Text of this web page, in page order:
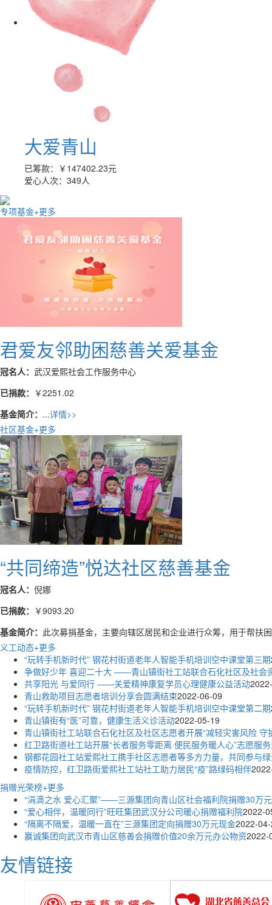
大爱青山
已筹款：
爱心人次： 349人
专项基金 +更多
君爱友邻助困慈善关爱基金
冠名人：
武汉爱熙社会工作服务中心
已捐款：
基金简介：
详情>>
社区基金
+更多
“共同缔造”悦达社区慈善基金
冠名人：
倪娜
已捐款：
基金简介：
此次募捐基金，主要向辖区居民和企业进行众筹，用于帮扶
义工动态
+更多
“玩转手机新时代” 钢花村街道老年人智能手机培训空中课堂第三期
争做好少年 喜迎二十大 ——青山镇街社工站联合石化社区及社会
共享阳光 与爱同行 ——关爱精神康复学员心理健康公益活动
青山救助项目志愿者培训分享会圆满结束2022-06-09
“玩转手机新时代” 钢花村街道老年人智能手机培训空中课堂第二期
青山镇街有“医”可靠，健康生活义诊活动2022-05-19
青山镇街社工站联合石化社区及社区志愿者开展“减轻灾害风险
红卫路街道社工站开展“长者服务零距离·便民服务暖人心”志愿服
钢都花园社工站爱熙社工携手社区志愿者等多方力量，共同参与
疫情防控，红卫路街爱熙社工站社工助力居民“疫”路绿码相伴
捐赠光荣榜
+更多
“涓滴之水 爱心汇聚”——三源集团向青山区社会福利院捐赠30万
“爱心相伴，温暖同行”旺旺集团武汉分公司暖心捐赠福利院2022-
“隔离不隔爱，温暖一直在”三源集团定向捐赠30万元现金2022-
赢诚集团向武汉市青山区慈善会捐赠价值20余万元办公物资2022-
友情链接